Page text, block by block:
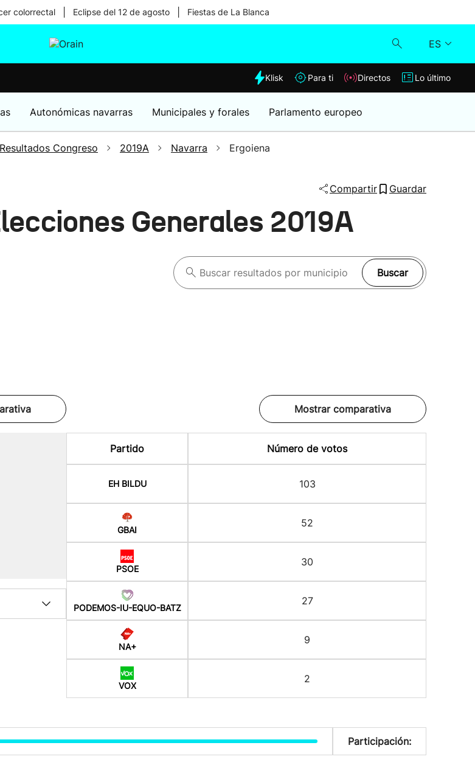
colorrectal Eclipse del 12 de agosto Fiestas de La Blanca
ES
Klisk
Lo último
Klisk Para ti Directos Lo último
Autonómicas navarras Municipales y forales Parlamento europeo
Resultados Congreso 2019A Navarra Ergoiena
Compartir Guardar
Generales 2019A
Buscar
Mostrar comparativa
Partido Número de votos
EH BILDU 103
GBAI
52
PSOE
30
PODEMOS-IU-EQUO-BATZ
27
NA+
9
VOX
2
Participación: